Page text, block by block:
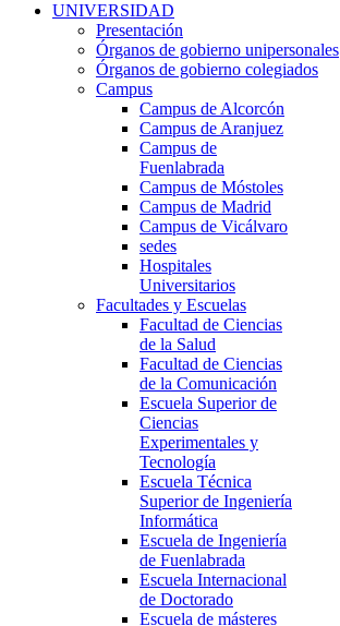
UNIVERSIDAD
Presentación
Órganos de gobierno unipersonales
Órganos de gobierno colegiados
Campus
Campus de Alcorcón
Campus de Aranjuez
Campus de
Fuenlabrada
Campus de Móstoles
Campus de Madrid
Campus de Vicálvaro
sedes
Hospitales
Universitarios
Facultades y Escuelas
Facultad de Ciencias
de la Salud
Facultad de Ciencias
de la Comunicación
Escuela Superior de
Ciencias
Experimentales y
Tecnología
Escuela Técnica
Superior de Ingeniería
Informática
Escuela de Ingeniería
de Fuenlabrada
Escuela Internacional
de Doctorado
Escuela de másteres